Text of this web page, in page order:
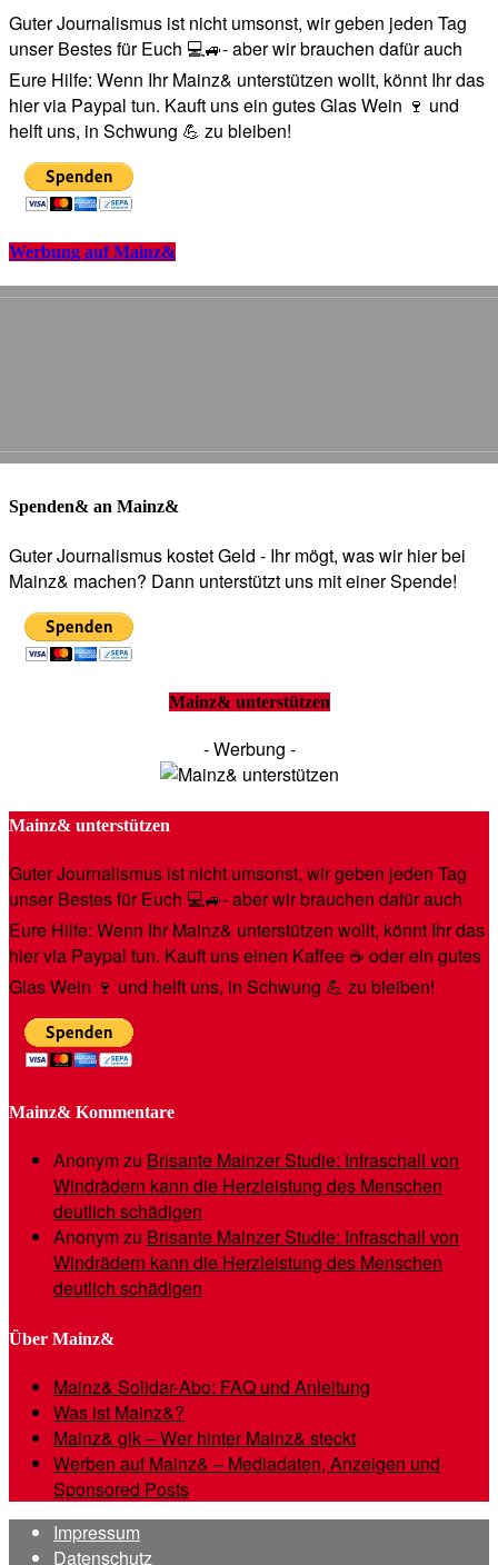
Guter Journalismus ist nicht umsonst, wir geben jeden Tag
unser Bestes für Euch 💻🚙- aber wir brauchen dafür auch
Eure Hilfe: Wenn Ihr Mainz& unterstützen wollt, könnt Ihr das
hier via Paypal tun. Kauft uns ein gutes Glas Wein 🍷 und
helft uns, in Schwung 💪 zu bleiben!
Werbung auf Mainz&
Spenden& an Mainz&
Guter Journalismus kostet Geld - Ihr mögt, was wir hier bei
Mainz& machen? Dann unterstützt uns mit einer Spende!
Mainz& unterstützen
- Werbung -
Mainz& unterstützen
Guter Journalismus ist nicht umsonst, wir geben jeden Tag
unser Bestes für Euch 💻🚙- aber wir brauchen dafür auch
Eure Hilfe: Wenn Ihr Mainz& unterstützen wollt, könnt Ihr das
hier via Paypal tun. Kauft uns einen Kaffee ☕️ oder ein gutes
Glas Wein 🍷 und helft uns, in Schwung 💪 zu bleiben!
Mainz& Kommentare
Anonymzu Brisante Mainzer Studie: Infraschall von
Windrädern kann die Herzleistung des Menschen
deutlich schädigen
Anonymzu Brisante Mainzer Studie: Infraschall von
Windrädern kann die Herzleistung des Menschen
deutlich schädigen
Über Mainz&
Mainz& Solidar-Abo: FAQ und Anleitung
Was ist Mainz&?
Mainz& gik – Wer hinter Mainz& steckt
Werben auf Mainz& – Mediadaten, Anzeigen und
Sponsored Posts
Impressum
Datenschutz